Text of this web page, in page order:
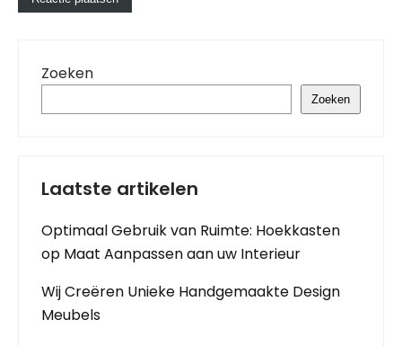
Zoeken
Zoeken
Laatste artikelen
Optimaal Gebruik van Ruimte: Hoekkasten
op Maat Aanpassen aan uw Interieur
Wij Creëren Unieke Handgemaakte Design
Meubels